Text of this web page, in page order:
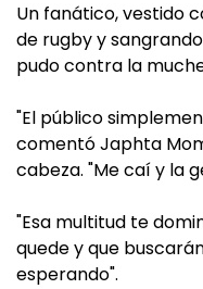
Un fanático, vestido
de rugby y
pudo contra la
"El público
comentó Japhta
cabeza. "Me caí y la
"Esa multitud te
quede y que
esperando".